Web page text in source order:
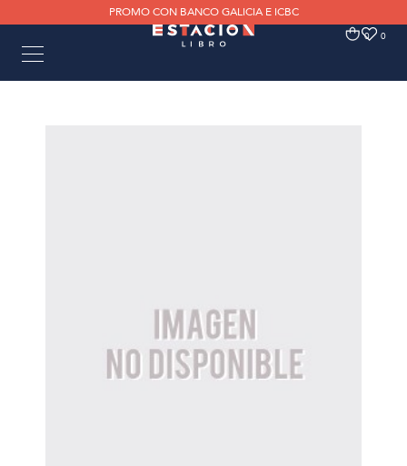
PROMO CON BANCO GALICIA E ICBC
0 0